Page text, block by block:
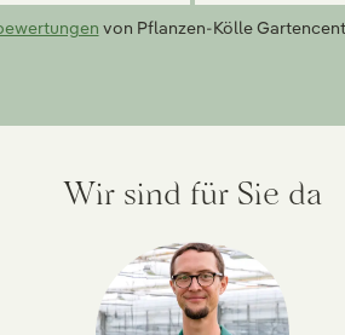
von Pflanzen-Kölle
Wir sind für Sie da